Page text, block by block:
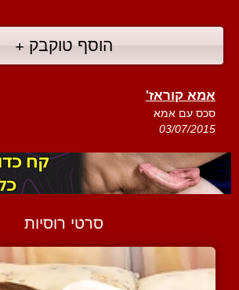
הוסף טוקבק +
אמא קוראז'
סכס עם אמא
03/07/2015
סרטי רוסיות